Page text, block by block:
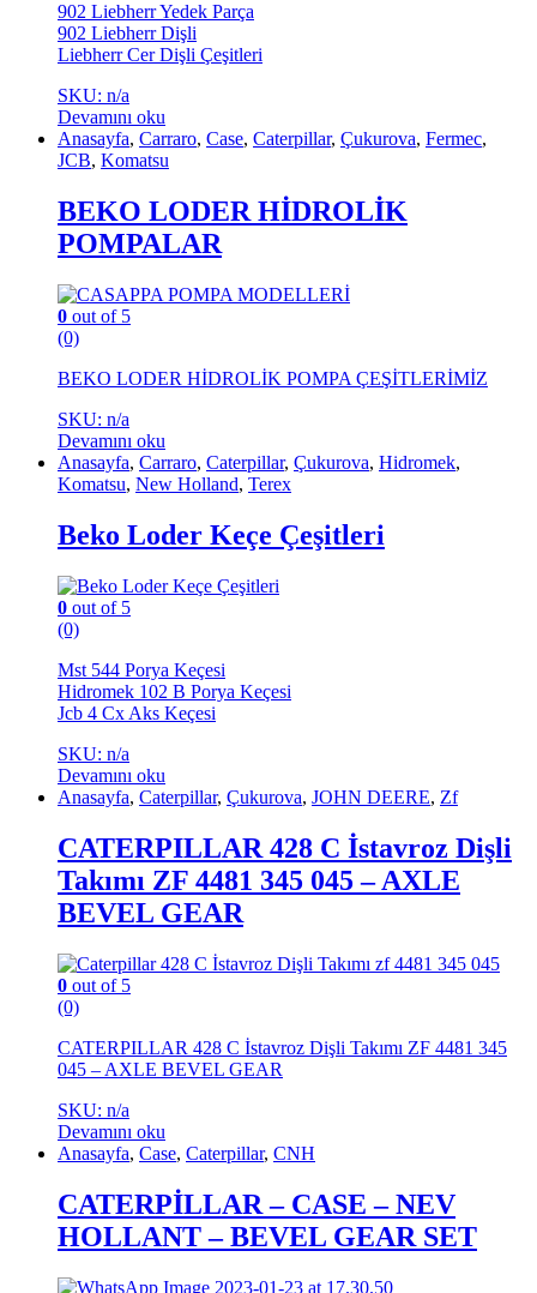
902 Liebherr Yedek Parça
902 Liebherr Dişli
Liebherr Cer Dişli Çeşitleri
SKU: n/a
Devamını oku
Anasayfa, Carraro, Case, Caterpillar, Çukurova, Fermec,
JCB, Komatsu
BEKO LODER HİDROLİK
POMPALAR
0 out of 5
(0)
BEKO LODER HİDROLİK POMPA ÇEŞİTLERİMİZ
SKU: n/a
Devamını oku
Anasayfa, Carraro, Caterpillar, Çukurova, Hidromek,
Komatsu, New Holland, Terex
Beko Loder Keçe Çeşitleri
0 out of 5
(0)
Mst 544 Porya Keçesi
Hidromek 102 B Porya Keçesi
Jcb 4 Cx Aks Keçesi
SKU: n/a
Devamını oku
Anasayfa, Caterpillar, Çukurova, JOHN DEERE, Zf
CATERPILLAR 428 C İstavroz Dişli
Takımı ZF 4481 345 045 – AXLE
BEVEL GEAR
0 out of 5
(0)
CATERPILLAR 428 C İstavroz Dişli Takımı ZF 4481 345
045 – AXLE BEVEL GEAR
SKU: n/a
Devamını oku
Anasayfa, Case, Caterpillar, CNH
CATERPİLLAR – CASE – NEV
HOLLANT – BEVEL GEAR SET